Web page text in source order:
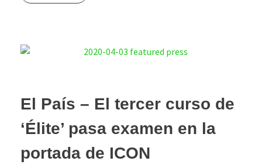
El País – El tercer curso de
‘Élite’ pasa examen en la
portada de ICON